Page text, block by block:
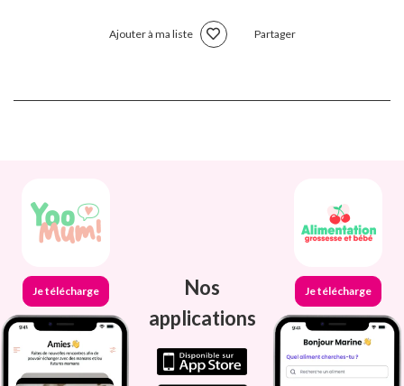
Ajouter à ma liste Partager
Je télécharge
Nos
applications
Je télécharge